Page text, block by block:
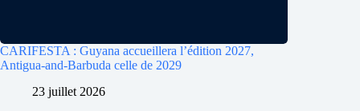
CARIFESTA : Guyana accueillera l’édition 2027,
Antigua-and-Barbuda celle de 2029
23 juillet 2026